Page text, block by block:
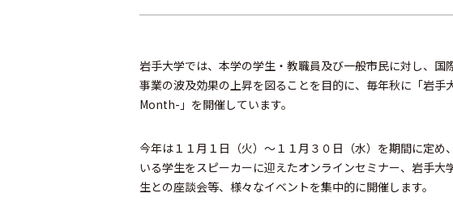
岩手大学では、本学の学生・教職員及び一般市民に対し、
事業の波及効果の上昇を図ることを目的に、毎年秋に「
Month-」を開催しています。
今年は１１月１日（火）～１１月３０日（水）を期間に定
いる学生をスピーカーに迎えたオンラインセミナー、岩手
生との座談会等、様々なイベントを集中的に開催します。